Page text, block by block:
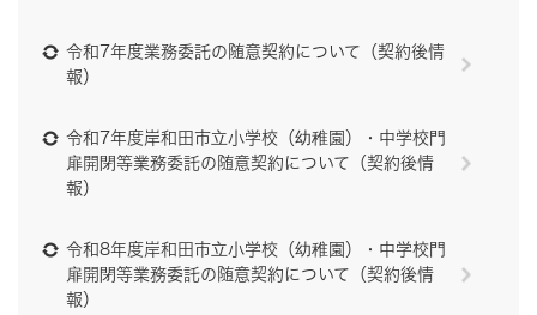
令和7年度業務委託の随意契約について（契約後情
報）
令和7年度岸和田市立小学校（幼稚園）・中学校門
扉開閉等業務委託の随意契約について（契約後情
報）
令和8年度岸和田市立小学校（幼稚園）・中学校門
扉開閉等業務委託の随意契約について（契約後情
報）